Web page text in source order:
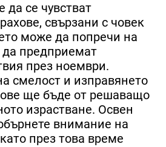
се чувстват
свързани с човек
може да попречи на
да предприемат
през ноември.
смелост и изправянето
ще бъде от решаващо
израстване. Освен
внимание на
през това време